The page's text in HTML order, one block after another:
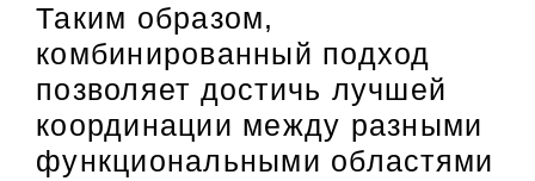
Таким образом,
комбинированный подход
позволяет достичь лучшей
координации между разными
функциональными областями